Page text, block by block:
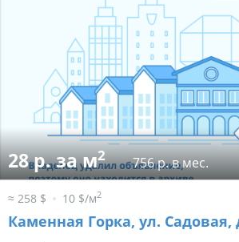
28 р. за м2 756 р. в мес.
≈ 258 $ 10 $/м2
Каменная Горка, ул. Садовая,